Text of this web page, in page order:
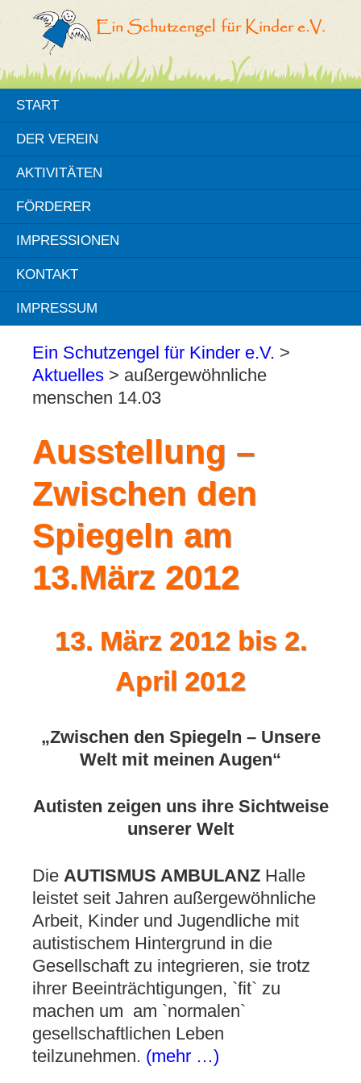
START
DER VEREIN
AKTIVITÄTEN
FÖRDERER
IMPRESSIONEN
KONTAKT
IMPRESSUM
Ein Schutzengel für Kinder e.V. >
Aktuelles > außergewöhnliche
menschen 14.03
Ausstellung –
Zwischen den
Spiegeln am
13.März 2012
13. März 2012 bis 2.
April 2012
„Zwischen den Spiegeln – Unsere
Welt mit meinen Augen“
Autisten zeigen uns ihre Sichtweise
unserer Welt
Die AUTISMUS AMBULANZ Halle
leistet seit Jahren außergewöhnliche
Arbeit, Kinder und Jugendliche mit
autistischem Hintergrund in die
Gesellschaft zu integrieren, sie trotz
ihrer Beeinträchtigungen, `fit` zu
machen um am `normalen`
gesellschaftlichen Leben
teilzunehmen. (mehr …)